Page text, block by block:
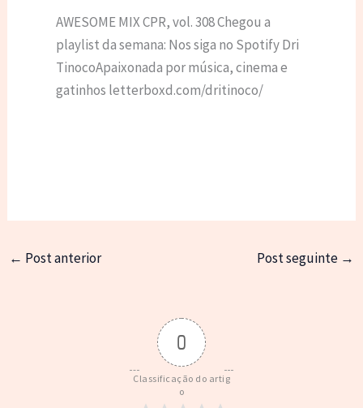
AWESOME MIX CPR, vol. 308 Chegou a
playlist da semana: Nos siga no Spotify Dri
TinocoApaixonada por música, cinema e
gatinhos letterboxd.com/dritinoco/
← Post anterior Post seguinte →
0
Classificação do artig
o